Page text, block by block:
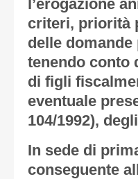
l’erogazione
criteri, priorità
delle
tenendo conto
di figli
eventuale
104/1992),
In sede di
conseguente